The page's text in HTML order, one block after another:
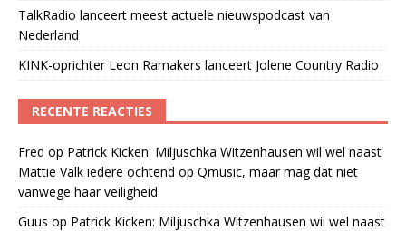
TalkRadio lanceert meest actuele nieuwspodcast van
Nederland
KINK-oprichter Leon Ramakers lanceert Jolene Country Radio
RECENTE REACTIES
Fred op Patrick Kicken: Miljuschka Witzenhausen wil wel naast
Mattie Valk iedere ochtend op Qmusic, maar mag dat niet
vanwege haar veiligheid
Guus op Patrick Kicken: Miljuschka Witzenhausen wil wel naast